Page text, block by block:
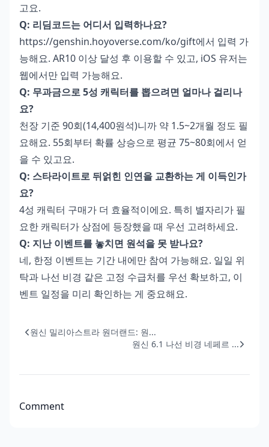
고요.
Q: 리딤코드는 어디서 입력하나요?
https://genshin.hoyoverse.com/ko/gift에서 입력 가
능해요. AR10 이상 달성 후 이용할 수 있고, iOS 유저는
웹에서만 입력 가능해요.
Q: 무과금으로 5성 캐릭터를 뽑으려면 얼마나 걸리나
요?
천장 기준 90회(14,400원석)니까 약 1.5~2개월 정도 필
요해요. 55회부터 확률 상승으로 평균 75~80회에서 얻
을 수 있고요.
Q: 스타라이트로 뒤얽힌 인연을 교환하는 게 이득인가
요?
4성 캐릭터 구매가 더 효율적이에요. 특히 별자리가 필
요한 캐릭터가 상점에 등장했을 때 우선 고려하세요.
Q: 지난 이벤트를 놓치면 원석을 못 받나요?
네, 한정 이벤트는 기간 내에만 참여 가능해요. 일일 위
탁과 나선 비경 같은 고정 수급처를 우선 확보하고, 이
벤트 일정을 미리 확인하는 게 중요해요.
원신 밀리아스트라 원더랜드: 원...
원신 6.1 나선 비경 네페르 ...
Comment